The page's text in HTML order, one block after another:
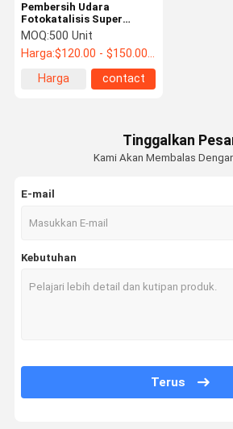
Pembersih Udara
Fotokatalisis Super
Tenang
MOQ:500 Unit
Harga:$120.00 - $150.00/Units
Harga
contact
Tinggalkan
Kami Akan Membalas
E-mail
Kebutuhan
Terus